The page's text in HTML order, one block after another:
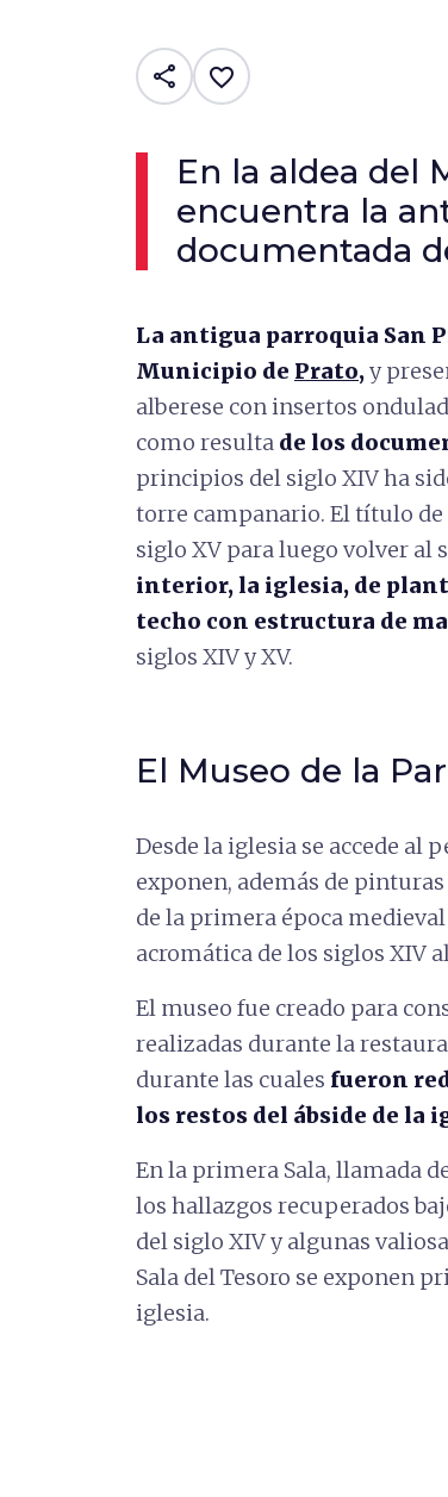
share favorite_border
En la aldea del
encuentra la
documentada
La antigua parroquia San
Municipio de Prato,y
alberese con insertos
como resulta de los
principios del siglo XIV ha
torre campanario. El título
siglo XV para luego volver al
interior, la iglesia, de
techo con estructura de
siglos XIV y XV.
El Museo de la
Desde la iglesia se accede al
exponen, además de
de la primera época
acromática de los siglos XIV
El museo fue creado para
realizadas durante la
durante las cuales fueron
los restos del ábside de la
En la primera Sala, llamada
los hallazgos recuperados
del siglo XIV y algunas
Sala del Tesoro se exponen
iglesia.